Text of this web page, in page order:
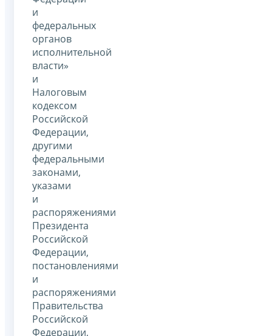
и
федеральных
органов
исполнительной
власти»
и
Налоговым
кодексом
Российской
Федерации,
другими
федеральными
законами,
указами
и
распоряжениями
Президента
Российской
Федерации,
постановлениями
и
распоряжениями
Правительства
Российской
Федерации,